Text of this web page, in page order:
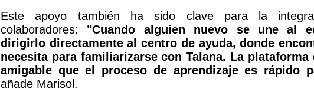
Este apoyo también ha sido clave para la
colaboradores: "Cuando alguien nuevo se une al
dirigirlo directamente al centro de ayuda, donde
necesita para familiarizarse con Talana. La
amigable que el proceso de aprendizaje es rápido
añade Marisol.